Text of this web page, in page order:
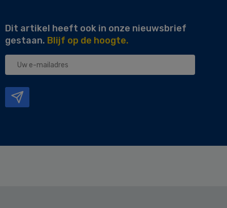
Dit artikel heeft ook in onze nieuwsbrief
gestaan. Blijf op de hoogte.
Uw